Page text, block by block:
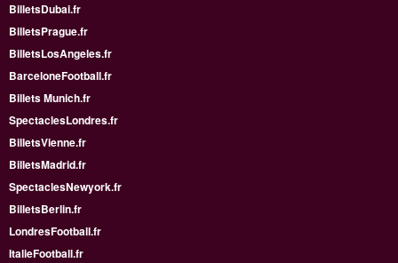
BilletsDubai.fr
BilletsPrague.fr
BilletsLosAngeles.fr
BarceloneFootball.fr
Billets Munich.fr
SpectaclesLondres.fr
BilletsVienne.fr
BilletsMadrid.fr
SpectaclesNewyork.fr
BilletsBerlin.fr
LondresFootball.fr
ItalieFootball.fr